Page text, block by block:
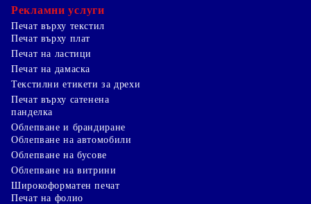
Рекламни услуги
Печат върху текстил
Печат върху плат
Печат на ластици
Печат на дамаска
Текстилни етикети за дрехи
Печат върху сатенена
панделка
Облепване и брандиране
Облепване на автомобили
Облепване на бусове
Облепване на витрини
Широкоформатен печат
Печат на фолио